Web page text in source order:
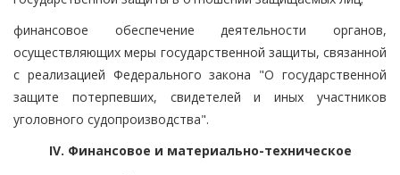
финансовое обеспечение деятельности органов,
осуществляющих меры государственной защиты, связанной
с реализацией Федерального закона "О государственной
защите потерпевших, свидетелей и иных участников
уголовного судопроизводства".
IV. Финансовое и материально-техническое